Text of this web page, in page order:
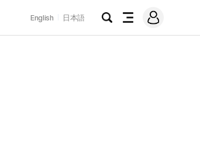
English 日本語
검
전
메
그